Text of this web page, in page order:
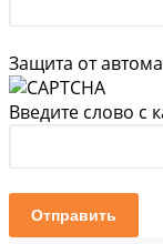
Защита от
Введите слово с
Отправить